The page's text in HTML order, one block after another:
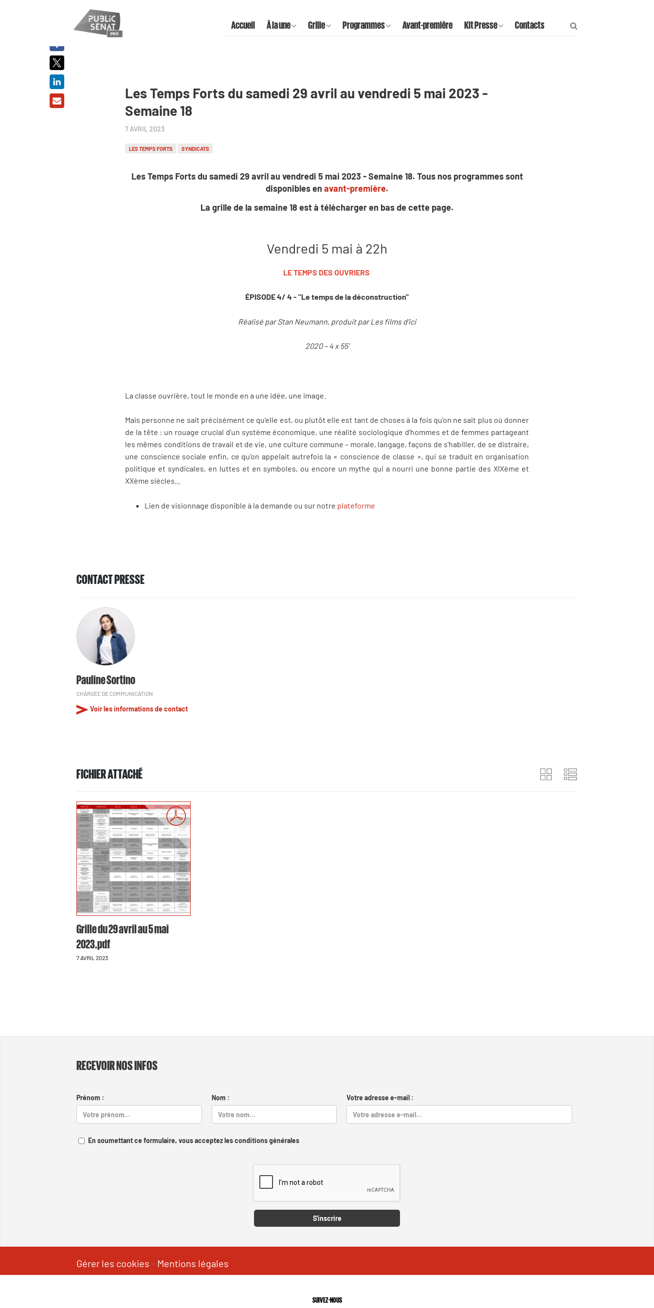
Accueil À la une Grille Programmes Avant-première Kit Presse Contacts
Les Temps Forts du samedi 29 avril au vendredi 5 mai 2023 -
Semaine 18
7 AVRIL 2023
LES TEMPS FORTS SYNDICATS
Les Temps Forts du samedi 29 avril au vendredi 5 mai 2023 - Semaine 18. Tous nos programmes sont
disponibles en avant-première.
La grille de la semaine 18 est à télécharger en bas de cette page.
Vendredi 5 mai à 22h
LE TEMPS DES OUVRIERS
ÉPISODE 4/ 4 - "Le temps de la déconstruction"
Réalisé par Stan Neumann, produit par Les films d’ici
2020 – 4 x 55’
La classe ouvrière, tout le monde en a une idée, une image.
Mais personne ne sait précisément ce qu’elle est, ou plutôt elle est tant de choses à la fois qu’on ne sait plus où donner
de la tête : un rouage crucial d’un système économique, une réalité sociologique d’hommes et de femmes partageant
les mêmes conditions de travail et de vie, une culture commune – morale, langage, façons de s’habiller, de se distraire,
une conscience sociale enfin, ce qu’on appelait autrefois la « conscience de classe », qui se traduit en organisation
politique et syndicales, en luttes et en symboles, ou encore un mythe qui a nourri une bonne partie des XIXème et
XXème siècles...
Lien de visionnage disponible à la demande ou sur notre plateforme
CONTACT PRESSE
Pauline Sortino
CHARGÉE DE COMMUNICATION
Voir les informations de contact
FICHIER ATTACHÉ
Grille du 29 avril au 5 mai
2023.pdf
7 AVRIL 2023
RECEVOIR NOS INFOS
Prénom : Nom : Votre adresse e-mail :
En soumettant ce formulaire, vous acceptez les conditions générales
S'inscrire
Gérer les cookies - Mentions légales
SUIVEZ-NOUS